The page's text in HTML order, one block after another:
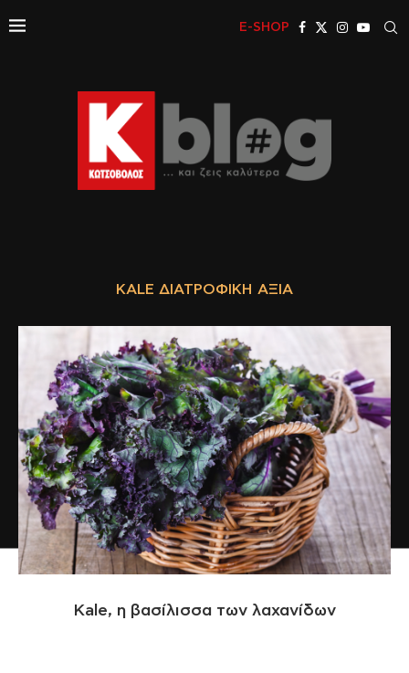
E-SHOP
KALE ΔΙΑΤΡΟΦΙΚΉ ΑΞΊΑ
Kale, η βασίλισσα των λαχανίδων